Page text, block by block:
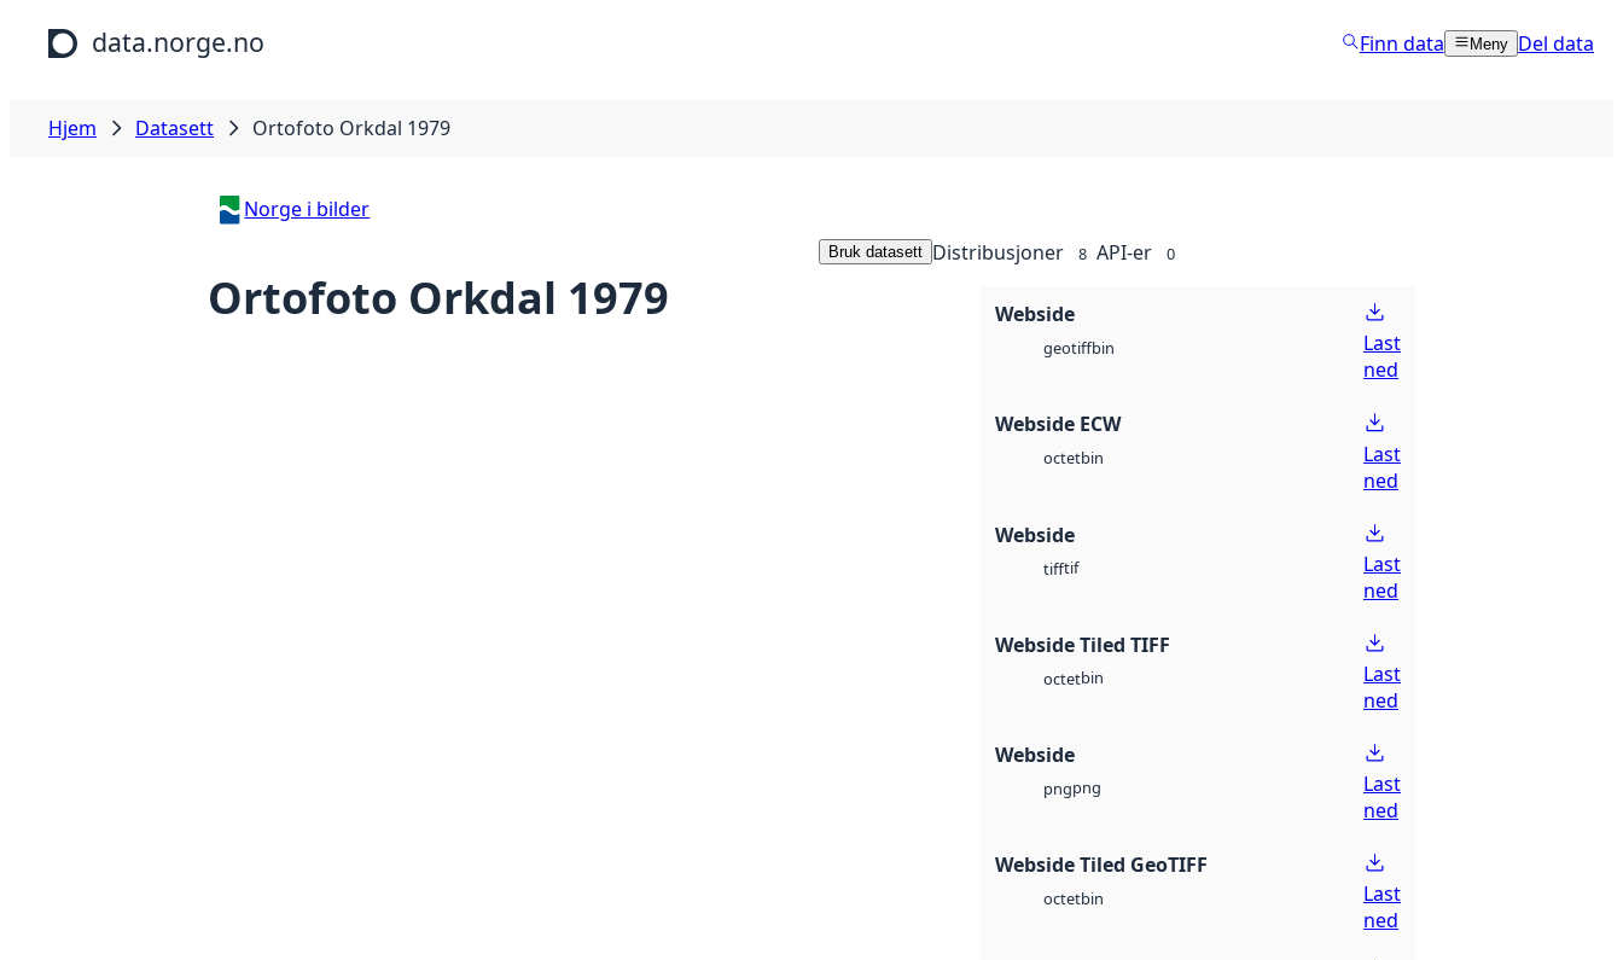
Hopp til hovedinnhold
data.norge.no Finn data Meny Del data
Hjem Datasett Ortofoto Orkdal 1979
Norge i bilder
Ortofoto Orkdal 1979
Bruk datasett Distribusjoner 8 API-er 0
Webside
geotiffbin
Last
ned
Webside ECW
octetbin
Last
ned
Webside
tifftif
Last
ned
Webside Tiled TIFF
octetbin
Last
ned
Webside
pngpng
Last
ned
Webside Tiled GeoTIFF
octetbin
Last
ned